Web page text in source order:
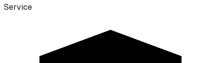
Service